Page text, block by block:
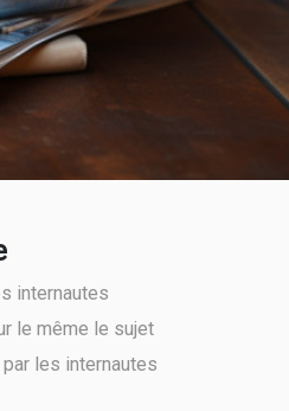
internautes
le même le sujet
les internautes